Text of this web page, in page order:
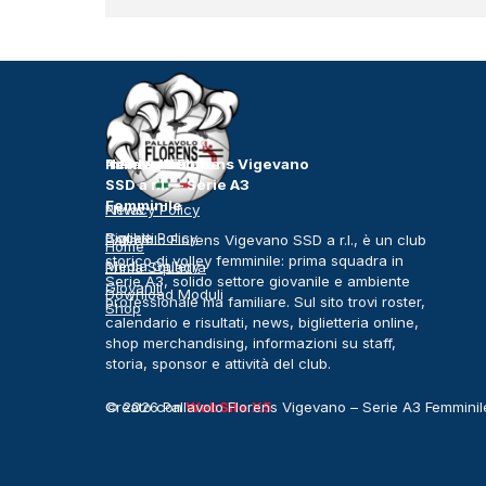
Pallavolo Florens Vigevano
SSD a r.l. – Serie A3
Femminile
Home
Prima Squadra
Giovanili
Shop
News e Risorse
News
Biglietti
Media Gallery
Download Moduli
Info legali
Privacy Policy
Cookie Policy
Pallavolo Florens Vigevano SSD a r.l., è un club
storico di volley femminile: prima squadra in
Serie A3, solido settore giovanile e ambiente
professionale ma familiare. Sul sito trovi roster,
calendario e risultati, news, biglietteria online,
shop merchandising, informazioni su staff,
storia, sponsor e attività del club.
© 2026 Pallavolo Florens Vigevano – Serie A3
Creato conWebSite X5